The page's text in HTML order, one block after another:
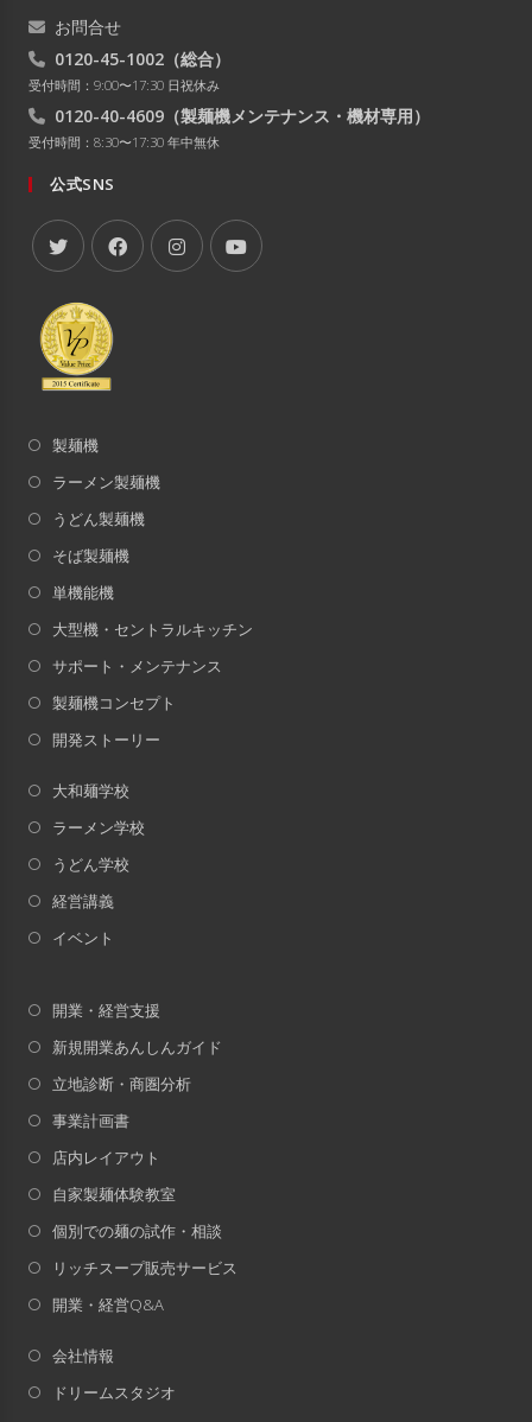
お問合せ
0120-45-1002 （総合）
受付時間：9:00〜17:30 日祝休み
0120-40-4609 （製麺機メンテナンス・機材専用）
受付時間：8:30〜17:30 年中無休
公式SNS
製麺機
ラーメン製麺機
うどん製麺機
そば製麺機
単機能機
大型機・セントラルキッチン
サポート・メンテナンス
製麺機コンセプト
開発ストーリー
大和麺学校
ラーメン学校
うどん学校
経営講義
イベント
開業・経営支援
新規開業あんしんガイド
立地診断・商圏分析
事業計画書
店内レイアウト
自家製麺体験教室
個別での麺の試作・相談
リッチスープ販売サービス
開業・経営Q&A
会社情報
ドリームスタジオ